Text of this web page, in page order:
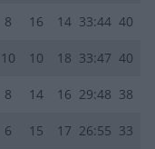
8 16 14 33:44 40
10 10 18 33:47 40
8 14 16 29:48 38
6 15 17 26:55 33